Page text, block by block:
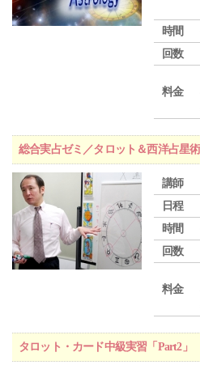
時間
回数
料金
総合実占ゼミ／タロット＆西洋占星
講師
日程
時間
回数
料金
タロット・カード中級実習「Part2